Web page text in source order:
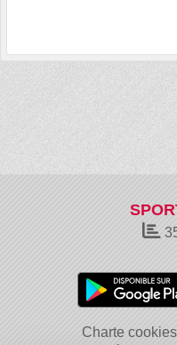
Charte cookies